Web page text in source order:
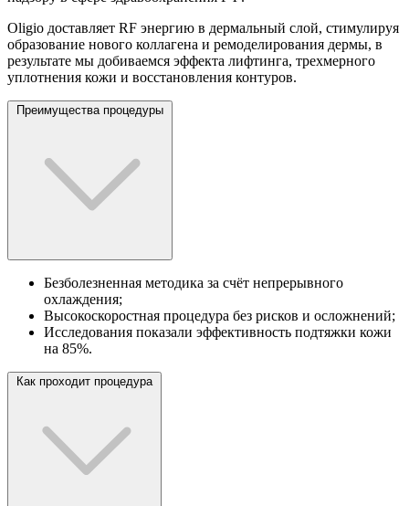
Oligio доставляет RF энергию в дермальный слой, стимулируя
образование нового коллагена и ремоделирования дермы, в
результате мы добиваемся эффекта лифтинга, трехмерного
уплотнения кожи и восстановления контуров.
Преимущества процедуры
Безболезненная методика за счёт непрерывного
охлаждения;
Высокоскоростная процедура без рисков и осложнений;
Исследования показали эффективность подтяжки кожи
на 85%.
Как проходит процедура